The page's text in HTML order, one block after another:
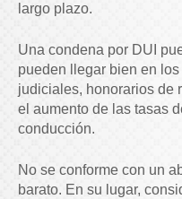
largo plazo.
Una condena por DUI
pueden llegar bien en
judiciales, honorarios de
el aumento de las tasas
conducción.
No se conforme con un
barato. En su lugar,